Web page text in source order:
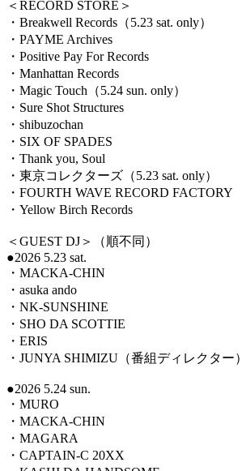
＜RECORD STORE＞
・Breakwell Records（5.23 sat. only）
・PAYME Archives
・Positive Pay For Records
・Manhattan Records
・Magic Touch（5.24 sun. only）
・Sure Shot Structures
・shibuzochan
・SIX OF SPADES
・Thank you, Soul
・東京コレクターズ（5.23 sat. only）
・FOURTH WAVE RECORD FACTORY
・Yellow Birch Records
＜GUEST DJ＞（順不同）
●2026 5.23 sat.
・MACKA-CHIN
・asuka ando
・NK-SUNSHINE
・SHO DA SCOTTIE
・ERIS
・JUNYA SHIMIZU（番組ディレクター）
●2026 5.24 sun.
・MURO
・MACKA-CHIN
・MAGARA
・CAPTAIN-C 20XX